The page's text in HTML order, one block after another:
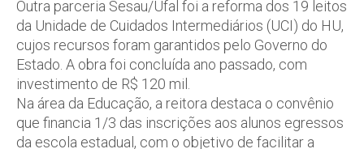
Outra parceria Sesau/Ufal foi a reforma dos 19 leitos
da Unidade de Cuidados Intermediários (UCI) do HU,
cujos recursos foram garantidos pelo Governo do
Estado. A obra foi concluída ano passado, com
investimento de R$ 120 mil.
Na área da Educação, a reitora destaca o convênio
que financia 1/3 das inscrições aos alunos egressos
da escola estadual, com o objetivo de facilitar a